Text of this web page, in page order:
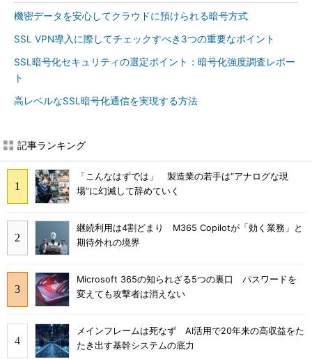
機密データを安心してクラウドに預けられる暗号方式
SSL VPN導入に際してチェックすべき3つの重要なポイント
SSL暗号化セキュリティの選定ポイント：暗号化強度調査レポー
ト
高レベルなSSL暗号化通信を実現する方法
記事ランキング
「こんなはずでは」 製造業の若手は“アナログな現
場”に幻滅して辞めていく
継続利用は4割どまり M365 Copilotが「効く業務」と
期待外れの境界
Microsoft 365の知られざる5つの裏口 パスワードを
変えても攻撃者は消えない
メインフレームは死なず AI活用で20年来の高収益をた
たき出す基幹システムの底力